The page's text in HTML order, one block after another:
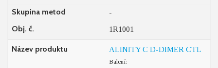
Skupina metod -
Obj. č. 1R1001
Název produktu ALINITY C D-DIMER CTL
Balení: